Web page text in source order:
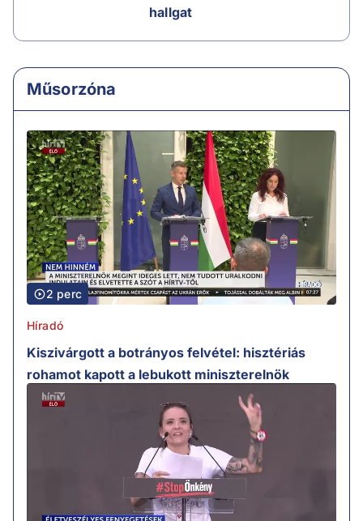
hallgat
Műsorzóna
2 perc
Híradó
Kiszivárgott a botrányos felvétel: hisztériás
rohamot kapott a lebukott miniszterelnök